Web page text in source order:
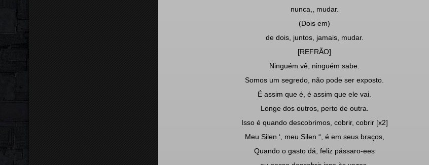
nunca,, mudar.
(Dois em)
de dois, juntos, jamais, mudar.
[REFRÃO]
Ninguém vê, ninguém sabe.
Somos um segredo, não pode ser exposto.
É assim que é, é assim que ele vai.
Longe dos outros, perto de outra.
Isso é quando descobrimos, cobrir, cobrir [x2]
Meu Silen ‘, meu Silen “, é em seus braços,
Quando o gasto dá, feliz pássaro-ees